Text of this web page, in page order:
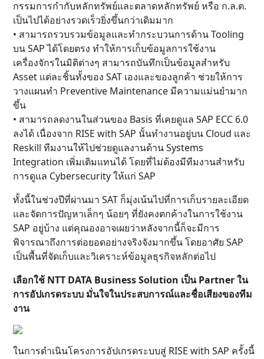
กรรมการกำกับหลักทรัพย์และตลาดหลักทรัพย์ หรือ ก.ล.ต.
เป็นไปได้อย่างรวดเร็วยิ่งขึ้นกว่าเดิมมาก
• สามารถรวบรวมข้อมูลและทำกระบวนการด้าน Tooling
บน SAP ได้โดยตรง ทำให้การเก็บข้อมูลการใช้งาน
เครื่องจักรในมิติต่างๆ สามารถบันทึกเป็นข้อมูลสำหรับ
Asset แต่ละชิ้นทั้งของ SAT เองและของลูกค้า ช่วยให้การ
วางแผนทำ Preventive Maintenance มีความแม่นยำมาก
ขึ้น
• สามารถลดงานในส่วนของ Basis ที่เคยดูแล SAP ECC 6.0
ลงได้ เนื่องจาก RISE with SAP นั้นทำงานอยู่บน Cloud และ
Reskill ทีมงานให้ไปช่วยดูแลงานด้าน Systems
Integration เพิ่มเติมแทนได้ โดยที่ไม่ต้องมีทีมงานสำหรับ
การดูแล Cybersecurity ให้แก่ SAP
ทั้งนี้ในช่วงปีที่ผ่านมา SAT ก็มุ่งเน้นไปที่การเก็บรายละเอียด
และจัดการปัญหาเล็กๆ น้อยๆ ที่ยังคงตกค้างในการใช้งาน
SAP อยู่บ้าง แต่คุณองอาจเผยว่าหลังจากนี้ก็จะมีการ
พิจารณาถึงการต่อยอดอย่างจริงจังมากขึ้น โดยอาศัย SAP
เป็นพื้นที่จัดเก็บและวิเคราะห์ข้อมูลธุรกิจหลักต่อไป
เลือกใช้ NTT DATA Business Solution เป็น Partner ใน
การอัปเกรดระบบ มั่นใจในประสบการณ์และชื่อเสียงของทีม
งาน
ในการดำเนินโครงการอัปเกรดระบบสู่ RISE with SAP ครั้งนี้